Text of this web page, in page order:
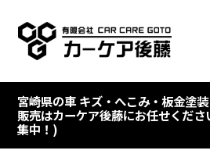
宮崎県の車 キズ・へこみ・板金塗
販売はカーケア後藤にお任せくだ
集中！)